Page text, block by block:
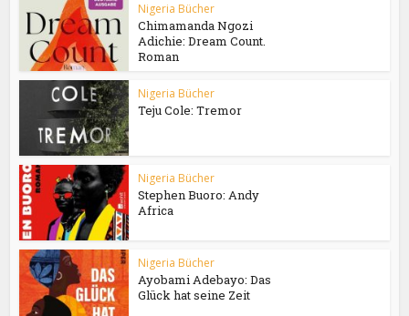
Nigeria Bücher
Chimamanda Ngozi
Adichie: Dream Count.
Roman
Nigeria Bücher
Teju Cole: Tremor
Nigeria Bücher
Stephen Buoro: Andy
Africa
Nigeria Bücher
Ayobami Adebayo: Das
Glück hat seine Zeit